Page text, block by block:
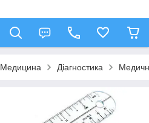
Медицина Діагностика